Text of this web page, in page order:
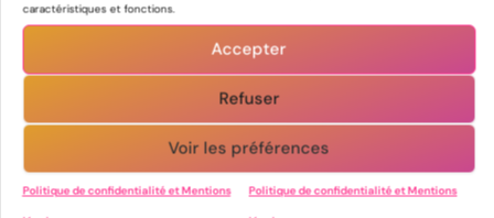
caractéristiques et fonctions.
Accepter
Refuser
Voir les préférences
Politique de confidentialité et Mentions Politique de confidentialité et Mentions